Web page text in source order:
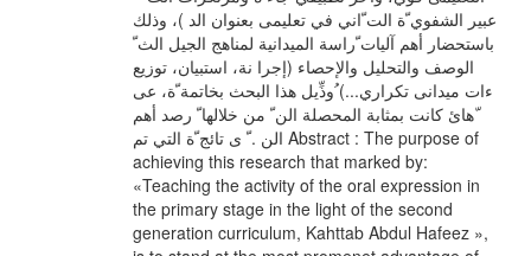
عبیر الشفوي ّة الت ّاني في تعلیمی بعنوان الد )، وذلك
باستحضار أهم آلیات ّراسة المیدانیة لمناهج الجیل الث ّ
الوصف والتحلیل والإحصاء (إجرا نة، استبیان، توزیع
ءات میدانی تكراري...) ُوذِّیل هذا البحث بخاتمة ّة، عی
ّهائ كانت بمثابة المحصلة الن ّ من خلالها ّ رصد أهم
الن . ّ ی تائج ّة التي تم Abstract : The purpose of
achieving this research that marked by:
«Teaching the activity of the oral expression in
the primary stage in the light of the second
generation curriculum, Kahttab Abdul Hafeez »,